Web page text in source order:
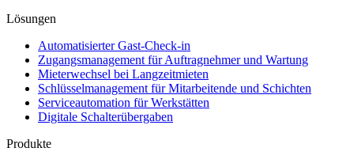
Lösungen
Automatisierter Gast-Check-in
Zugangsmanagement für Auftragnehmer und Wartung
Mieterwechsel bei Langzeitmieten
Schlüsselmanagement für Mitarbeitende und Schichten
Serviceautomation für Werkstätten
Digitale Schalterübergaben
Produkte